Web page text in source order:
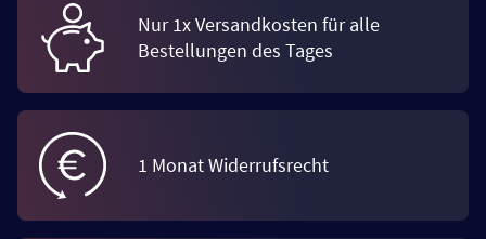
Nur 1x Versandkosten für alle
Bestellungen des Tages
1 Monat Widerrufsrecht